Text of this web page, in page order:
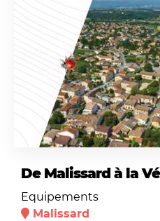
De Malissard à la
Equipements
Malissard